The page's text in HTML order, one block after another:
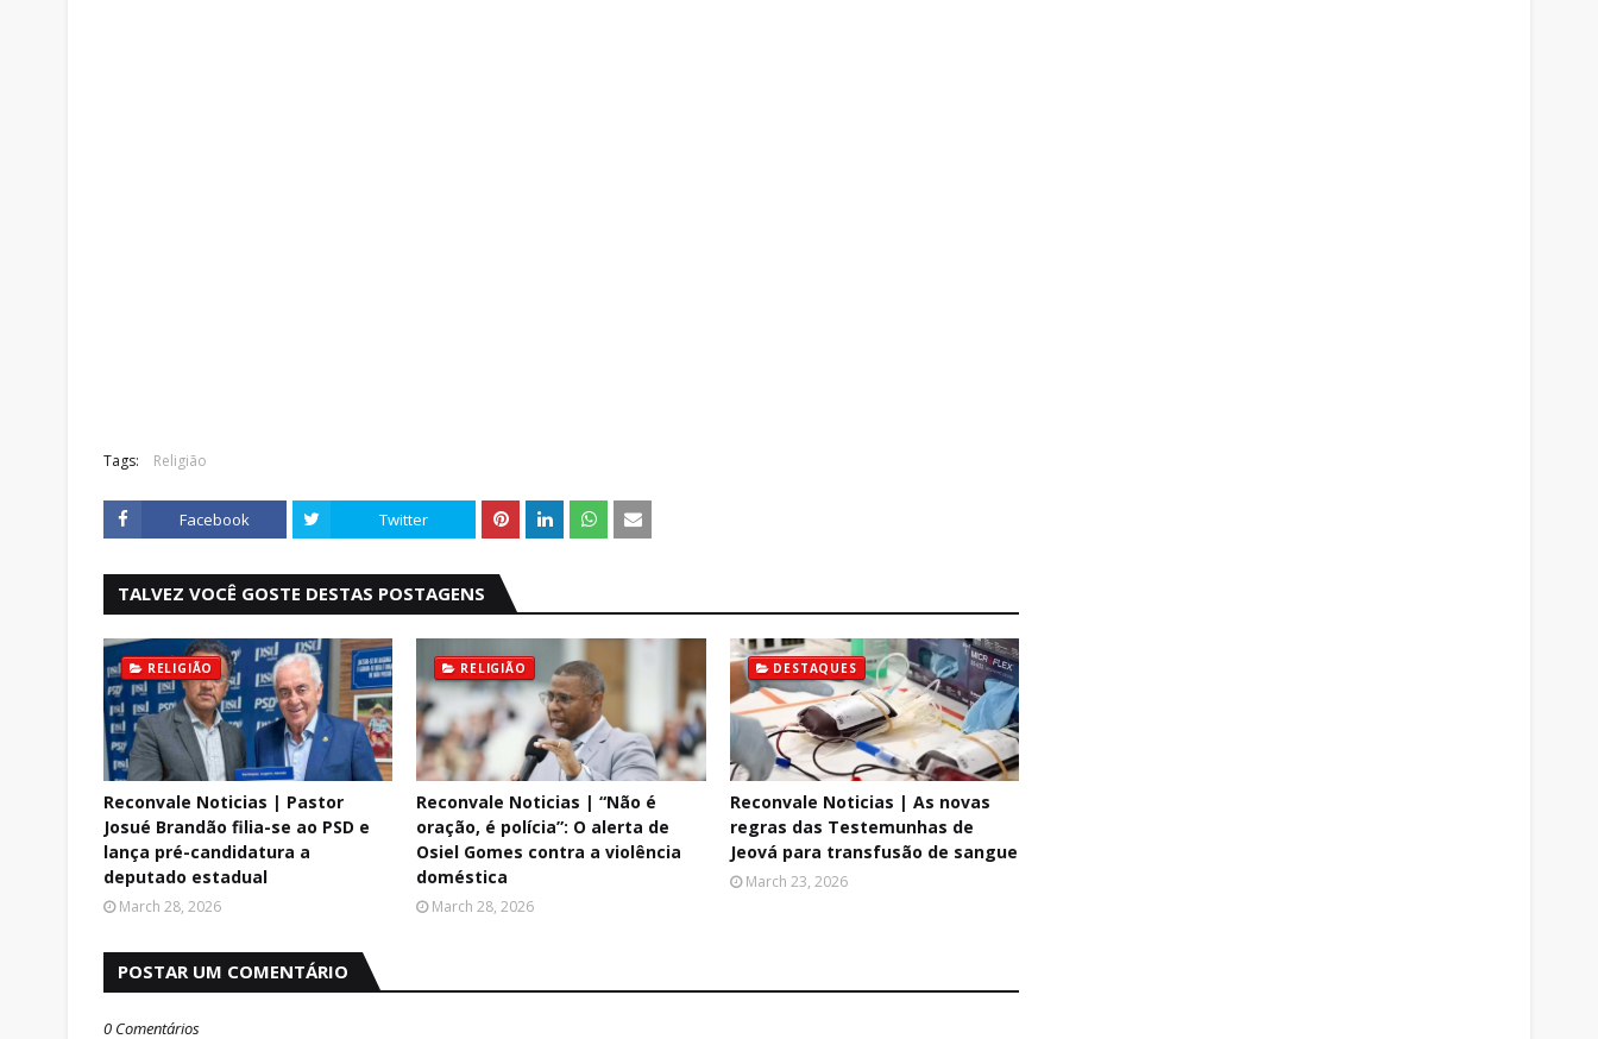
Tags: Religião
Facebook Twitter
TALVEZ VOCÊ GOSTE DESTAS POSTAGENS
RELIGIÃO
Reconvale Noticias | Pastor
Josué Brandão filia-se ao PSD e
lança pré-candidatura a
deputado estadual
March 28, 2026
RELIGIÃO
Reconvale Noticias | “Não é
oração, é polícia”: O alerta de
Osiel Gomes contra a violência
doméstica
March 28, 2026
DESTAQUES
Reconvale Noticias | As novas
regras das Testemunhas de
Jeová para transfusão de sangue
March 23, 2026
POSTAR UM COMENTÁRIO
0 Comentários